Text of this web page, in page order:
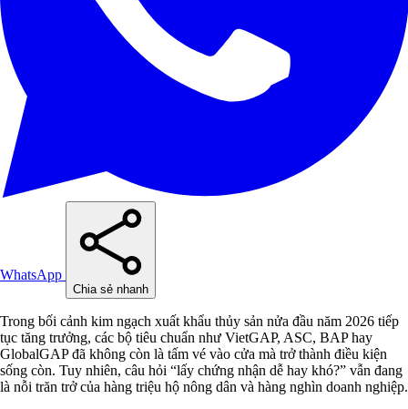
WhatsApp
Chia sẻ nhanh
Trong bối cảnh kim ngạch xuất khẩu thủy sản nửa đầu năm 2026 tiếp
tục tăng trưởng, các bộ tiêu chuẩn như VietGAP, ASC, BAP hay
GlobalGAP đã không còn là tấm vé vào cửa mà trở thành điều kiện
sống còn. Tuy nhiên, câu hỏi “lấy chứng nhận dễ hay khó?” vẫn đang
là nỗi trăn trở của hàng triệu hộ nông dân và hàng nghìn doanh nghiệp.